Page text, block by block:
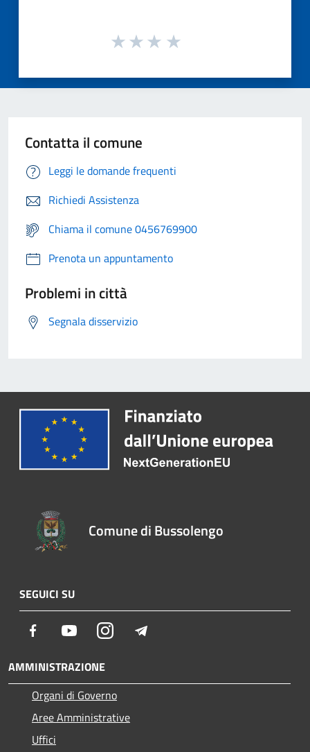
Contatta il comune
Leggi le domande frequenti
Richiedi Assistenza
Chiama il comune 0456769900
Prenota un appuntamento
Problemi in città
Segnala disservizio
Comune di Bussolengo
SEGUICI SU
Facebook YoutubeInstagram
AMMINISTRAZIONE
Organi di Governo
Aree Amministrative
Uffici